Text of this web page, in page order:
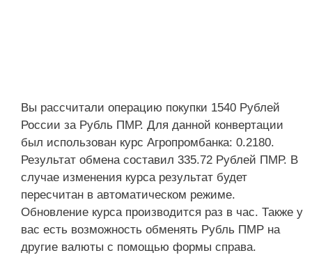
Вы рассчитали операцию покупки 1540 Рублей
России за Рубль ПМР. Для данной конвертации
был использован курс Агропромбанка: 0.2180.
Результат обмена составил 335.72 Рублей ПМР. В
случае изменения курса результат будет
пересчитан в автоматическом режиме.
Обновление курса производится раз в час. Также у
вас есть возможность обменять Рубль ПМР на
другие валюты с помощью формы справа.